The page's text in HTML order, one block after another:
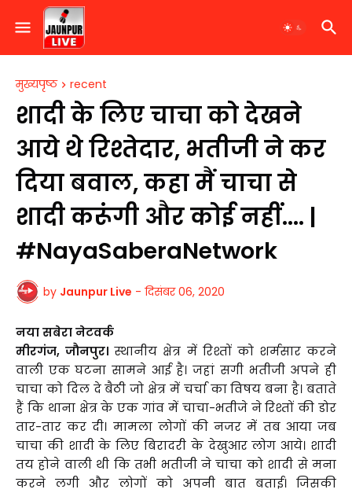
मुख्यपृष्ठ recent
शादी के लिए चाचा को देखने
आये थे रिश्तेदार, भतीजी ने कर
दिया बवाल, कहा मैं चाचा से
शादी करूंगी और कोई नहीं.... |
#NayaSaberaNetwork
by Jaunpur Live - दिसंबर 06, 2020
नया सबेरा नेटवर्क
मीरगंज, जौनपुर। स्थानीय क्षेत्र में रिश्तों को शर्मसार करने
वाली एक घटना सामने आई है। जहां सगी भतीजी अपने ही
चाचा को दिल दे बैठी जो क्षेत्र में चर्चा का विषय बना है। बताते
हैं कि थाना क्षेत्र के एक गांव में चाचा-भतीजे ने रिश्तों की डोर
तार-तार कर दी। मामला लोगों की नजर में तब आया जब
चाचा की शादी के लिए बिरादरी के देखुआर लोग आये। शादी
तय होने वाली थी कि तभी भतीजी ने चाचा को शादी से मना
करने लगी और लोगों को अपनी बात बताई। जिसकी